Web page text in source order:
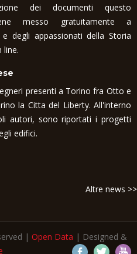
dei documenti questo
messo gratuitamente a
degli appassionati della Storia
line.
presenti a Torino fra Otto e
la Citta del Liberty. All'interno
autori, sono riportati i progetti
edifici.
Altre news >>
| Open Data | Designed &